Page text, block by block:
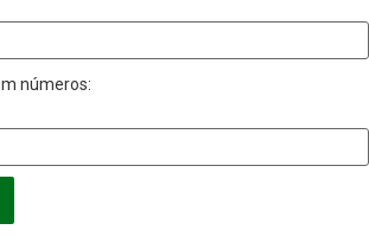
números: